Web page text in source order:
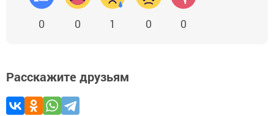
0 0 1 0 0
Расскажите друзьям